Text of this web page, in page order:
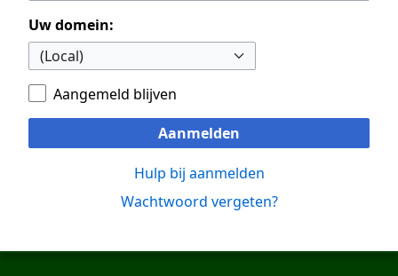
Uw domein:
Aangemeld blijven
Aanmelden
Hulp bij aanmelden
Wachtwoord vergeten?